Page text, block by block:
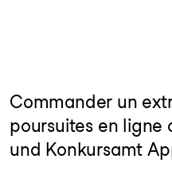
Commander un
poursuites en ligne
und Konkursamt